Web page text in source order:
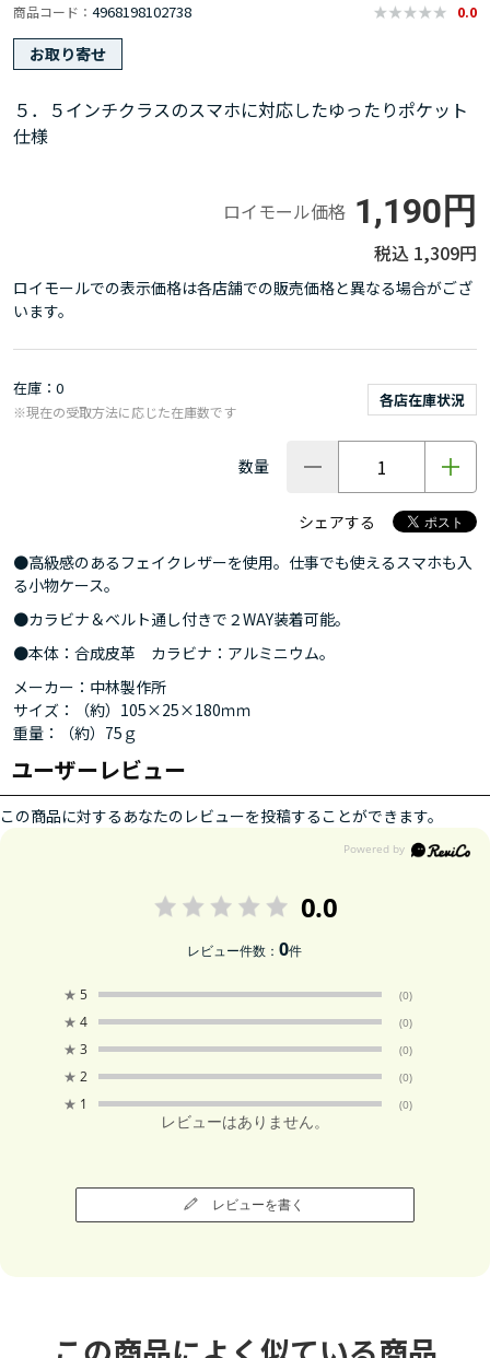
商品コード 4968198102738 0.0
お取り寄せ
５．５インチクラスのスマホに対応したゆったりポケット
仕様
ロイモール価格 1,190円
1,309円
ロイモールでの表示価格は各店舗での販売価格と異なる場合がござ
います。
在庫 0
各店在庫状況
※現在の受取方法に応じた在庫数です
数量
シェアする
●高級感のあるフェイクレザーを使用。仕事でも使えるスマホも入
る小物ケース。
●カラビナ＆ベルト通し付きで２WAY装着可能。
●本体：合成皮革 カラビナ：アルミニウム。
メーカー：中林製作所
サイズ：（約）105×25×180ｍｍ
重量：（約）75ｇ
ユーザーレビュー
この商品に対するあなたのレビューを投稿することができます。
0.0
レビュー件数：0件
★ 5 (0)
★ 4 (0)
★ 3 (0)
★ 2 (0)
★ 1 (0)
レビューはありません。
レビューを書く